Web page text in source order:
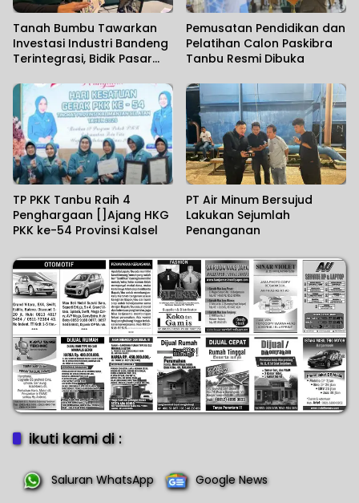
Tanah Bumbu Tawarkan
Investasi Industri Bandeng
Terintegrasi, Bidik Pasar
Pemusatan Pendidikan dan
Pelatihan Calon Paskibra
Tanbu Resmi Dibuka
TP PKK Tanbu Raih 4
Penghargaan []Ajang HKG
PKK ke-54 Provinsi Kalsel
PT Air Minum Bersujud
Lakukan Sejumlah
Penanganan
ikuti kami di :
Saluran WhatsApp Google News